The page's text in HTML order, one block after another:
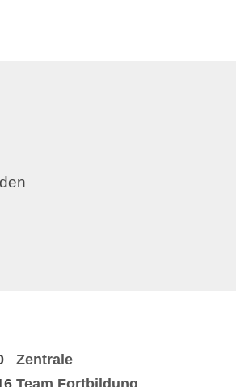
Zentrale
Team Fortbildung